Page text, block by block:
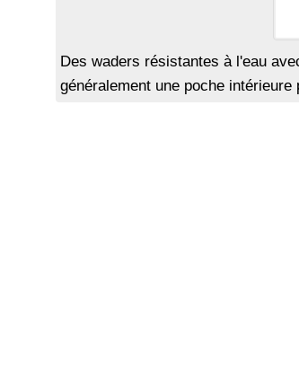
Des waders résistantes à l'eau
généralement une poche